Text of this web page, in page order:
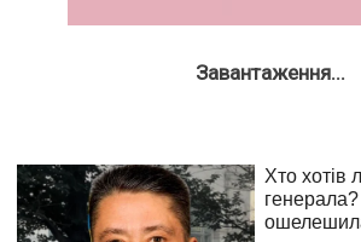
Завантаження...